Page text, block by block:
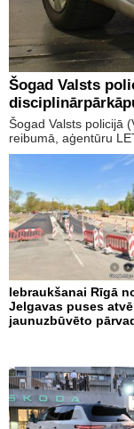
Šogad Valsts
Šogad Valsts policijā
reibumā, aģentūru
Iebraukšanai Rīgā
Jelgavas puses
jaunuzbūvēto